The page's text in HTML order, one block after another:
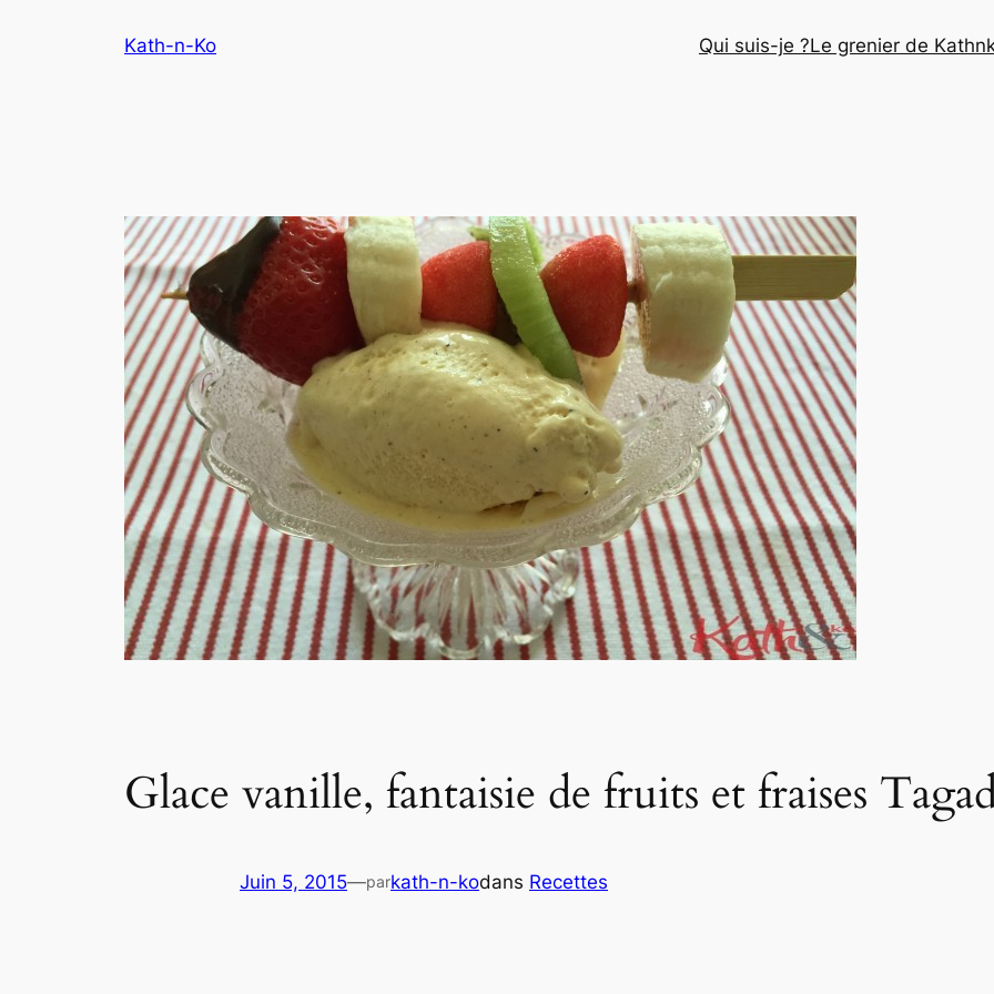
Kath-n-Ko Qui suis-je ?Le grenier de
Glace vanille, fantaisie de fruits et fraises
Juin 5, 2015—parkath-n-kodans Recettes